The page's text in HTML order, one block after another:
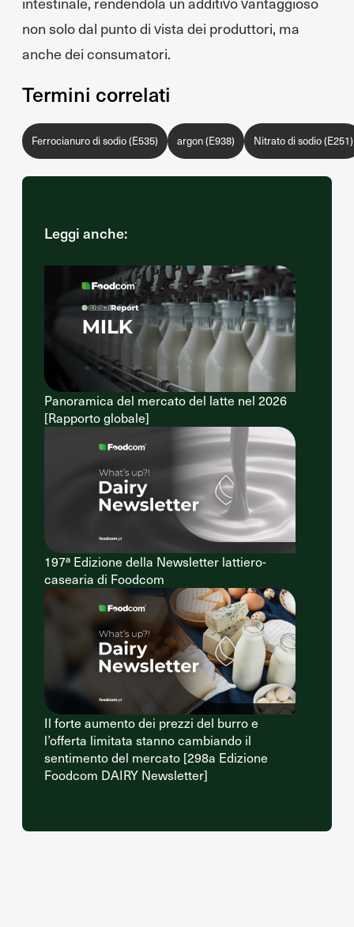
non solo dal punto di vista dei produttori, ma
anche dei consumatori.
Termini correlati
Ferrocianuro di sodio (E535) argon (E938) Nitrato di sodio (E251)
Leggi anche:
Panoramica del mercato del latte nel 2026
[Rapporto globale]
197ª Edizione della Newsletter lattiero-
casearia di Foodcom
Il forte aumento dei prezzi del burro e
l’offerta limitata stanno cambiando il
sentimento del mercato [298a Edizione
Foodcom DAIRY Newsletter]